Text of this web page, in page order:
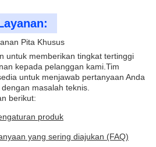
Pita Khusus
untuk memberikan tingkat tertinggi
kepada pelanggan kami.Tim
untuk menjawab pertanyaan Anda
masalah teknis.
berikut:
produk
yang sering diajukan (FAQ)